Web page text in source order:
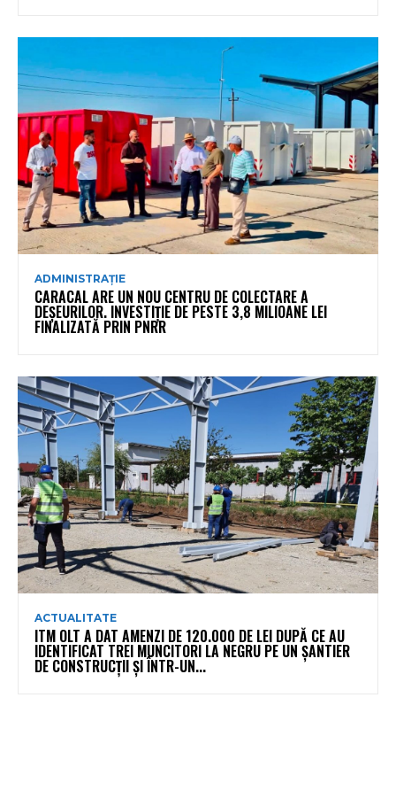
ADMINISTRAȚIE
CARACAL ARE UN NOU CENTRU DE COLECTARE A
DEȘEURILOR. INVESTIȚIE DE PESTE 3,8 MILIOANE LEI
FINALIZATĂ PRIN PNRR
ACTUALITATE
ITM OLT A DAT AMENZI DE 120.000 DE LEI DUPĂ CE AU
IDENTIFICAT TREI MUNCITORI LA NEGRU PE UN ȘANTIER
DE CONSTRUCȚII ȘI ÎNTR-UN...